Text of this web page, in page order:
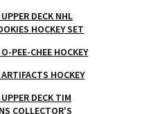
DECK NHL
HOCKEY SET
PEE-CHEE HOCKEY
HOCKEY
DECK TIM
COLLECTOR'S